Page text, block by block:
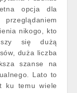
opcja dla
nikogo, kto
się dużą
duża liczba
szanse na
Lato to
ku temu wiele